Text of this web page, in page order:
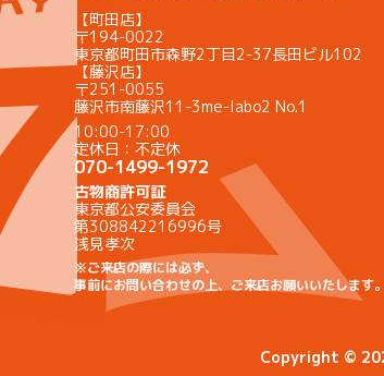
【町田店】
〒194-0022
東京都町田市森野2丁目2-37長田ビル102
【藤沢店】
〒251-0055
藤沢市南藤沢11-3me-labo2 No.1
10:00-17:00
定休日：不定休
070-1499-1972
古物商許可証
東京都公安委員会
第308842216996号
浅見孝次
※ご来店の際には必ず、
事前にお問い合わせの上、ご来店お願いいたします。
Copyright ©